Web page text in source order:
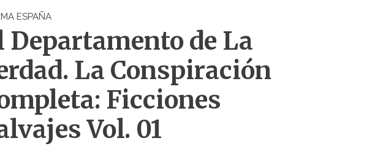
ESPAÑA
Departamento de La
La Conspiración
Ficciones
Vol. 01